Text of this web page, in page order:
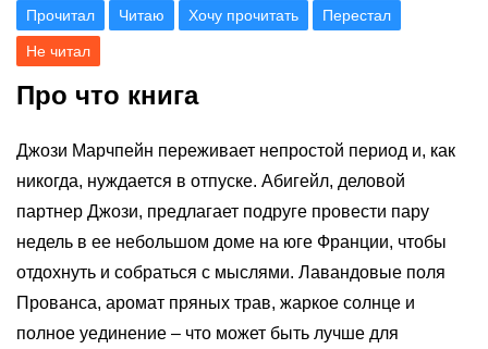
Прочитал Читаю Хочу прочитать Перестал
Не читал
Про что книга
Джози Марчпейн переживает непростой период и, как
никогда, нуждается в отпуске. Абигейл, деловой
партнер Джози, предлагает подруге провести пару
недель в ее небольшом доме на юге Франции, чтобы
отдохнуть и собраться с мыслями. Лавандовые поля
Прованса, аромат пряных трав, жаркое солнце и
полное уединение – что может быть лучше для